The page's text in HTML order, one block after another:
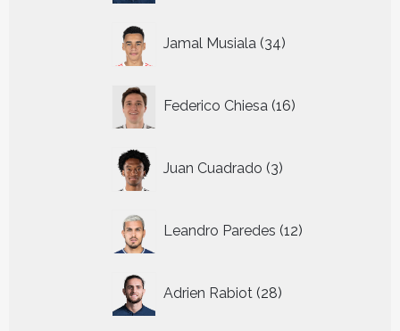
Jamal Musiala 34
producten
Federico Chiesa 16
producten
Juan Cuadrado 3
producten
Leandro Paredes 12
producten
Adrien Rabiot 28
producten